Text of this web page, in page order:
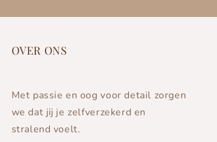
OVER ONS
Met passie en oog voor detail zorgen
we dat jij je zelfverzekerd en
stralend voelt.